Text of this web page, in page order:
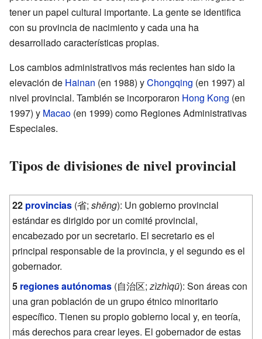
tener un papel cultural importante. La gente se identifica
con su provincia de nacimiento y cada una ha
desarrollado características propias.
Los cambios administrativos más recientes han sido la
elevación de Hainan (en 1988) yChongqing (en 1997) al
nivel provincial. También se incorporaron Hong Kong (en
1997) y Macao (en 1999) como Regiones Administrativas
Especiales.
Tipos de divisiones de nivel provincial
22 provincias (省; shěng): Un gobierno provincial
estándar es dirigido por un comité provincial,
encabezado por un secretario. El secretario es el
principal responsable de la provincia, y el segundo es el
gobernador.
5 regiones autónomas (自治区;zìzhìqū): Son áreas con
una gran población de un grupo étnico minoritario
específico. Tienen su propio gobierno local y, en teoría,
más derechos para crear leyes. El gobernador de estas